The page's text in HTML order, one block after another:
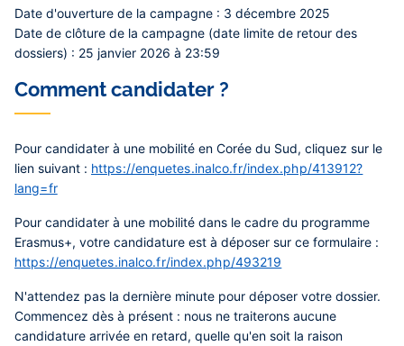
Contenu
central
Date d'ouverture de la campagne : 3 décembre 2025
Date de clôture de la campagne (date limite de retour des
dossiers) : 25 janvier 2026 à 23:59
Comment candidater ?
Pour candidater à une mobilité en Corée du Sud, cliquez sur le
lien suivant : https://enquetes.inalco.fr/index.php/413912?
lang=fr
Pour candidater à une mobilité dans le cadre du programme
Erasmus+, votre candidature est à déposer sur ce formulaire :
https://enquetes.inalco.fr/index.php/493219
N'attendez pas la dernière minute pour déposer votre dossier.
Commencez dès à présent : nous ne traiterons aucune
candidature arrivée en retard, quelle qu'en soit la raison